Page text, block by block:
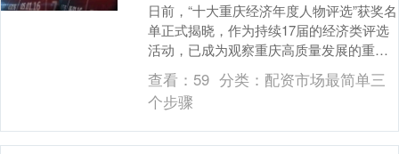
日前，“十大重庆经济年度人物评选”获奖名
单正式揭晓，作为持续17届的经济类评选
活动，已成为观察重庆高质量发展的重要
窗口。本届榜单紧扣重庆战略定位与产业
发展方向，....
查看： 59 分类： 配资市场最简单三
个步骤